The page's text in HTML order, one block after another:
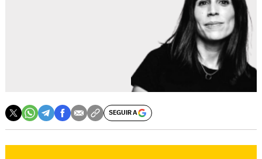
SEGUIR A